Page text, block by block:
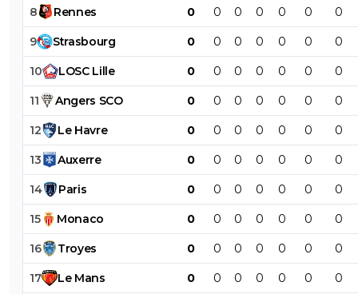
8 Rennes 0 0 0 0 0 0 0
9 Strasbourg 0 0 0 0 0 0 0
10 LOSC Lille 0 0 0 0 0 0 0
11 Angers SCO 0 0 0 0 0 0 0
12 Le Havre 0 0 0 0 0 0 0
13 Auxerre 0 0 0 0 0 0 0
14 Paris 0 0 0 0 0 0 0
15 Monaco 0 0 0 0 0 0 0
16 Troyes 0 0 0 0 0 0 0
17 Le Mans 0 0 0 0 0 0 0